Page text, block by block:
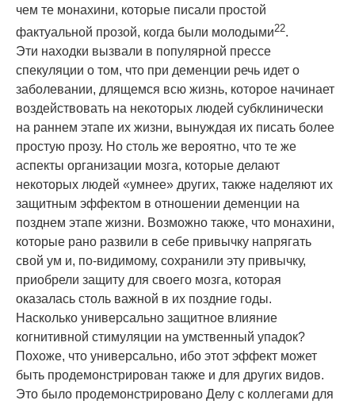
чем те монахини, которые писали простой
фактуальной прозой, когда были молодыми22.
Эти находки вызвали в популярной прессе
спекуляции о том, что при деменции речь идет о
заболевании, длящемся всю жизнь, которое начинает
воздействовать на некоторых людей субклинически
на раннем этапе их жизни, вынуждая их писать более
простую прозу. Но столь же вероятно, что те же
аспекты организации мозга, которые делают
некоторых людей «умнее» других, также наделяют их
защитным эффектом в отношении деменции на
позднем этапе жизни. Возможно также, что монахини,
которые рано развили в себе привычку напрягать
свой ум и, по-видимому, сохранили эту привычку,
приобрели защиту для своего мозга, которая
оказалась столь важной в их поздние годы.
Насколько универсально защитное влияние
когнитивной стимуляции на умственный упадок?
Похоже, что универсально, ибо этот эффект может
быть продемонстрирован также и для других видов.
Это было продемонстрировано Делу с коллегами для